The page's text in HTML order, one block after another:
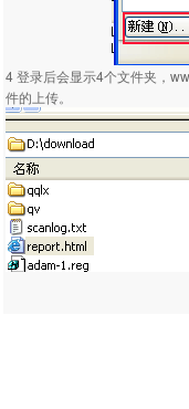
4 登录后会显示4个文件夹，
件的上传。